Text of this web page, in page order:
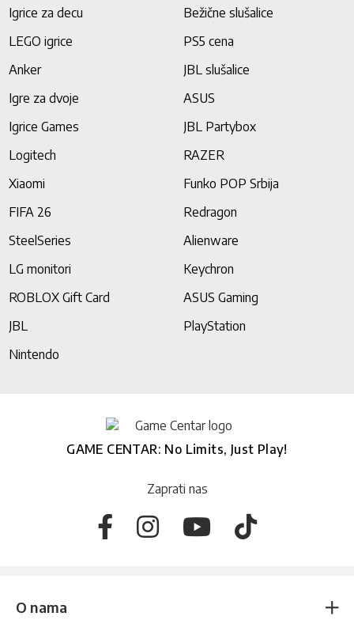
Igrice za decu
Bežične slušalice
LEGO igrice
PS5 cena
Anker
JBL slušalice
Igre za dvoje
ASUS
Igrice Games
JBL Partybox
Logitech
RAZER
Xiaomi
Funko POP Srbija
FIFA 26
Redragon
SteelSeries
Alienware
LG monitori
Keychron
ROBLOX Gift Card
ASUS Gaming
JBL
PlayStation
Nintendo
GAME CENTAR: No Limits, Just Play!
Zaprati nas
O nama